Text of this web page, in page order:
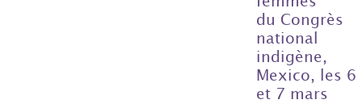
du Congrès
national
indigène,
Mexico, les 6
et 7 mars